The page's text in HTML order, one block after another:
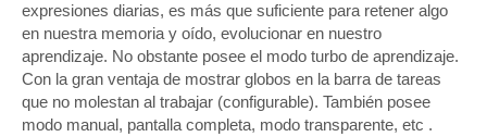
expresiones diarias, es más que suficiente para retener algo
en nuestra memoria y oído, evolucionar en nuestro
aprendizaje. No obstante posee el modo turbo de aprendizaje.
Con la gran ventaja de mostrar globos en la barra de tareas
que no molestan al trabajar (configurable). También posee
modo manual, pantalla completa, modo transparente, etc .